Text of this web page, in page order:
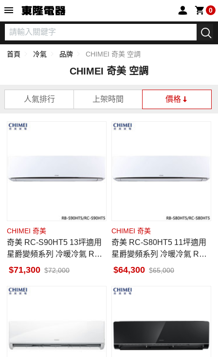
0
首頁 冷氣 品牌 CHIMEI 奇美 空調
CHIMEI 奇美 空調
人氣排行 上架時間 價格
CHIMEI 奇美
奇美 RC-S90HT5 13坪適用
星爵變頻系列 冷暖冷氣 RB-
S90HT5
71,300 72,000
CHIMEI 奇美
奇美 RC-S80HT5 11坪適用
星爵變頻系列 冷暖冷氣 RB-
S80HT5
64,300 65,000